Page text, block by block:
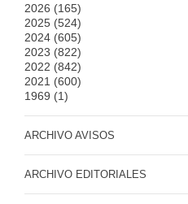
2026 (165)
2025 (524)
2024 (605)
2023 (822)
2022 (842)
2021 (600)
1969 (1)
ARCHIVO AVISOS
ARCHIVO EDITORIALES